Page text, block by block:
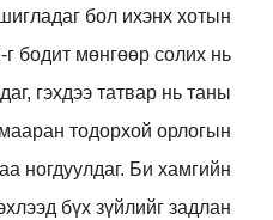
бол ихэнх хотын
г бодит мөнгөөр ​​солих нь
гэхдээ татвар нь таны
тодорхой орлогын
ногдуулдаг. Би хамгийн
бүх зүйлийг задлан